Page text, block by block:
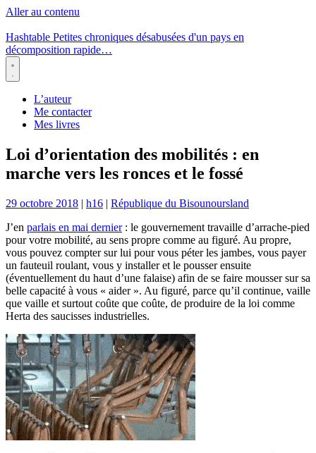
Aller au contenu
Hashtable Petites chroniques désabusées d'un pays en
décomposition rapide…
Menu
L’auteur
Me contacter
Mes livres
Loi d’orientation des mobilités : en
marche vers les ronces et le fossé
29 octobre 2018 | h16 | République du Bisounoursland
J’en parlais en mai dernier: le gouvernement travaille d’arrache-pied
pour votre mobilité, au sens propre comme au figuré. Au propre,
vous pouvez compter sur lui pour vous péter les jambes, vous payer
un fauteuil roulant, vous y installer et le pousser ensuite
(éventuellement du haut d’une falaise) afin de se faire mousser sur sa
belle capacité à vous « aider ». Au figuré, parce qu’il continue, vaille
que vaille et surtout coûte que coûte, de produire de la loi comme
Herta des saucisses industrielles.